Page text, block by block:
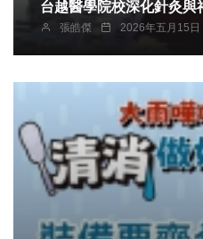
台越醫學院校深化針灸與
張皓傑 2026年五月15日